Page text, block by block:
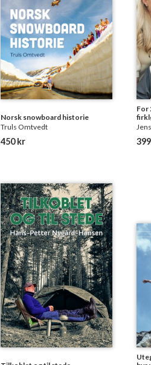
Norsk snowboard historie
Truls Omtvedt
450 kr
For
-